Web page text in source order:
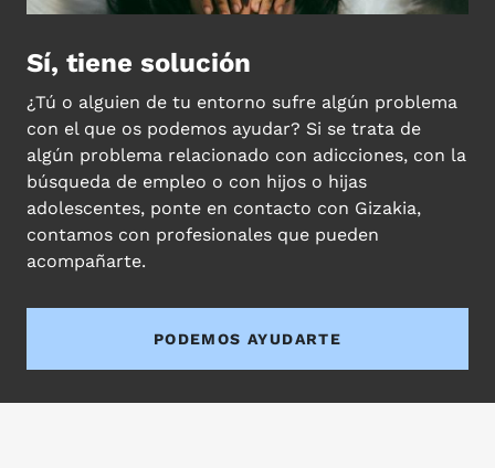
Sí, tiene solución
¿Tú o alguien de tu entorno sufre algún problema
con el que os podemos ayudar? Si se trata de
algún problema relacionado con adicciones, con la
búsqueda de empleo o con hijos o hijas
adolescentes, ponte en contacto con Gizakia,
contamos con profesionales que pueden
acompañarte.
PODEMOS AYUDARTE